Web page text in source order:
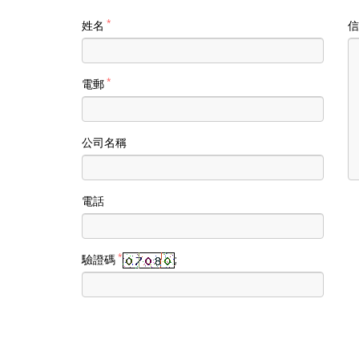
姓名
電郵
公司名稱
電話
驗證碼 ;